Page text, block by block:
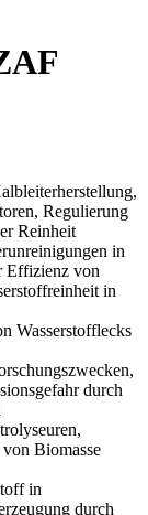
Regulierung
Reinheit
in
Effizienz von
in
Wasserstofflecks
durch
Biomasse
in
durch